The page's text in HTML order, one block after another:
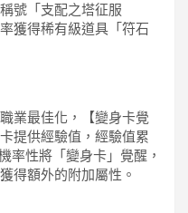
號「支配之塔征服
獲得稀有級道具「符石
業最佳化，【變身卡覺
提供經驗值，經驗值累
率性將「變身卡」覺醒，
得額外的附加屬性。